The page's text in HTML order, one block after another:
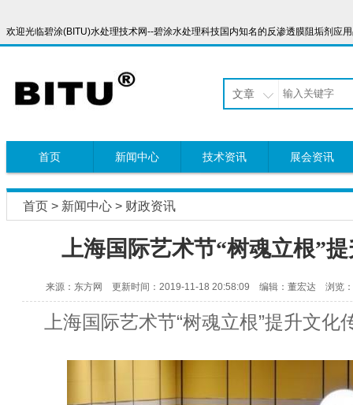
欢迎光临碧涂(BITU)水处理技术网--碧涂水处理科技国内知名的反渗透膜阻垢剂应
文章
首页 新闻中心 技术资讯 展会资讯
首页 > 新闻中心 > 财政资讯
上海国际艺术节“树魂立根”
来源：东方网 更新时间：2019-11-18 20:58:09 编辑：董宏达 浏览
上海国际艺术节“树魂立根”提升文化